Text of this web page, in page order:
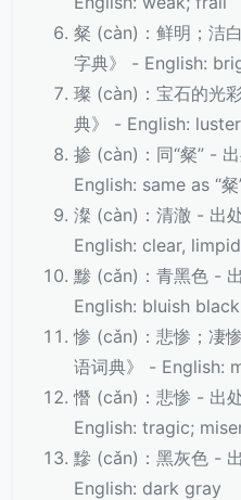
粲 (càn)：鲜明；洁
字典》 - English:
璨 (càn)：宝石的光
典》 - English:
掺 (càn)：同“粲” -
English: same as “
澯 (càn)：清澈 - 出
English: clear, limpid
黪 (cǎn)：青黑色 -
English: bluish black
惨 (cǎn)：悲惨；凄
语词典》 - English:
憯 (cǎn)：悲惨 - 出
English: tragic;
黲 (cǎn)：黑灰色 -
English: dark gray